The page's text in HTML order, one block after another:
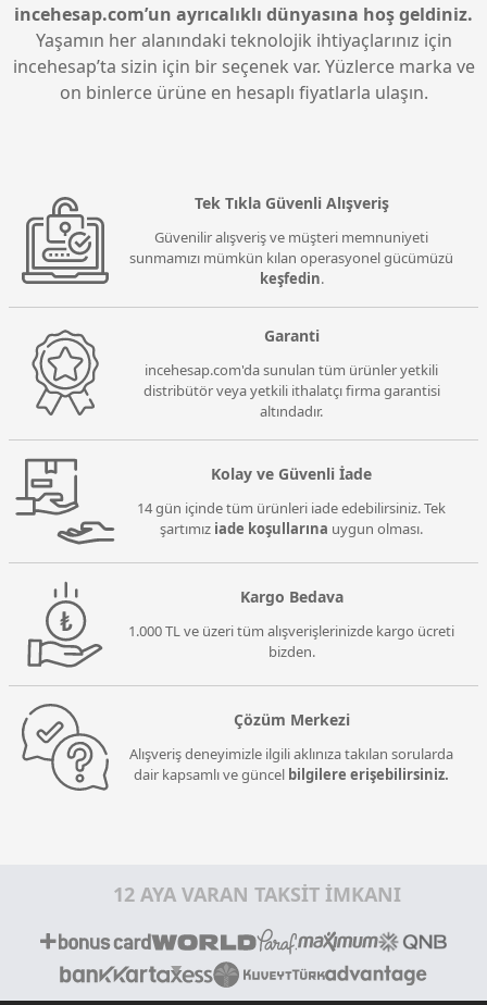
incehesap.com’un ayrıcalıklı dünyasına hoş geldiniz.
Yaşamın her alanındaki teknolojik ihtiyaçlarınız için
incehesap’ta sizin için bir seçenek var. Yüzlerce marka ve
on binlerce ürüne en hesaplı fiyatlarla ulaşın.
Tek Tıkla Güvenli Alışveriş
Güvenilir alışveriş ve müşteri memnuniyeti
sunmamızı mümkün kılan operasyonel gücümüzü
keşfedin.
Garanti
incehesap.com'da sunulan tüm ürünler yetkili
distribütör veya yetkili ithalatçı firma garantisi
altındadır.
Kolay ve Güvenli İade
14 gün içinde tüm ürünleri iade edebilirsiniz. Tek
şartımız iade koşullarına uygun olması.
Kargo Bedava
1.000 TL ve üzeri tüm alışverişlerinizde kargo ücreti
bizden.
Çözüm Merkezi
Alışveriş deneyimizle ilgili aklınıza takılan sorularda
dair kapsamlı ve güncel bilgilere erişebilirsiniz.
12 AYA VARAN TAKSİT İMKANI